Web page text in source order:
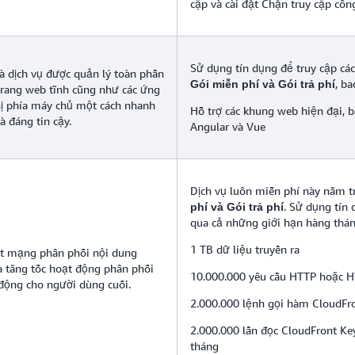
cập và cài đặt Chặn truy cập
dịch vụ được quản lý toàn phần
web tĩnh cũng như các ứng
phía máy chủ một cách nhanh
đáng tin cậy.
Sử dụng tín dụng để truy cập
Gói miễn phí và Gói trả phí,
Hỗ trợ các khung web hiện đại,
Angular và Vue
mạng phân phối nội dung
tăng tốc hoạt động phân phối
cho người dùng cuối.
Dịch vụ luôn miễn phí này nằm
phí và Gói trả phí. Sử dụng tín
qua cả những giới hạn hàng
1 TB dữ liệu truyền ra
10.000.000 yêu cầu HTTP hoặc
2.000.000 lệnh gọi hàm
2.000.000 lần đọc CloudFront
tháng